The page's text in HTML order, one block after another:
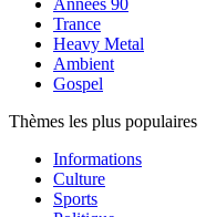
Années 90
Trance
Heavy Metal
Ambient
Gospel
Thèmes les plus populaires
Informations
Culture
Sports